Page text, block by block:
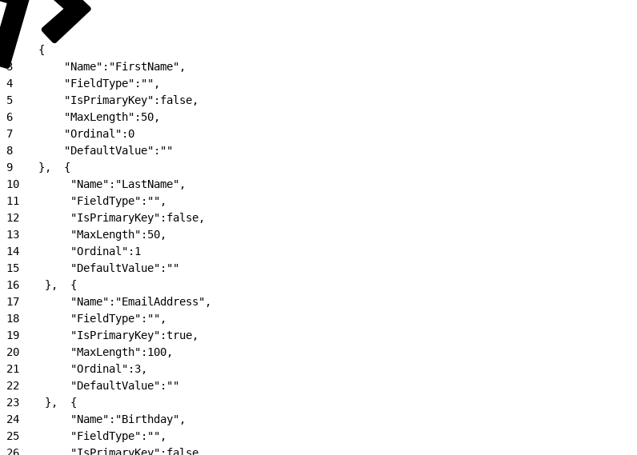
[
    {
3
        "Name":"FirstName",
4
        "FieldType":"",
5
        "IsPrimaryKey":false,
6
        "MaxLength":50,
7
        "Ordinal":0
8
        "DefaultValue":""
9
    },  {
10
        "Name":"LastName",
11
        "FieldType":"",
12
        "IsPrimaryKey":false,
13
        "MaxLength":50,
14
        "Ordinal":1
15
        "DefaultValue":""
16
    },  {
17
        "Name":"EmailAddress",
18
        "FieldType":"",
19
        "IsPrimaryKey":true,
20
        "MaxLength":100,
21
        "Ordinal":3,
22
        "DefaultValue":""
23
    },  {
24
        "Name":"Birthday",
25
        "FieldType":"",